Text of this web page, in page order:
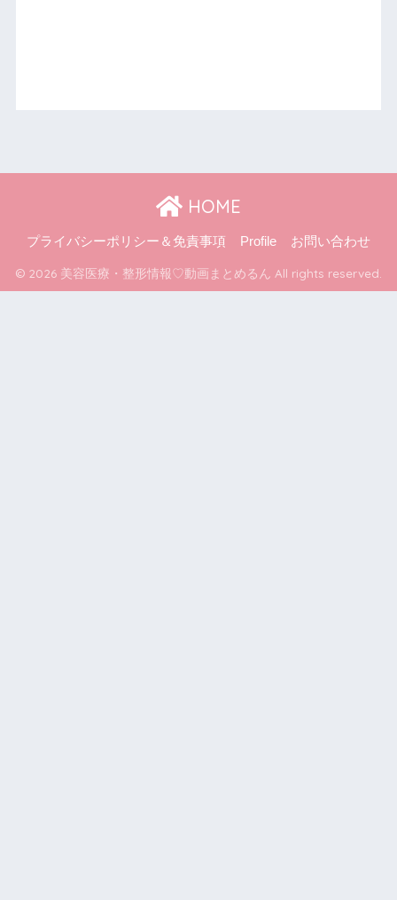
HOME
プライバシーポリシー＆免責事項 Profile お問い合わせ
© 2026 美容医療・整形情報♡動画まとめるん All rights reserved.